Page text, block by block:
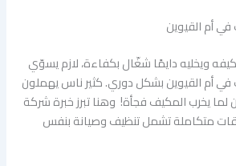
أم القيوين
ويخليه دايمًا شغّال بكفاءة، لازم يسوّي
أم القيوين بشكل دوري. كثير ناس يهملون
لما يخرب المكيف فجأة! وهنا تبرز خبرة شركة
متكاملة تشمل تنظيف وصيانة بنفس